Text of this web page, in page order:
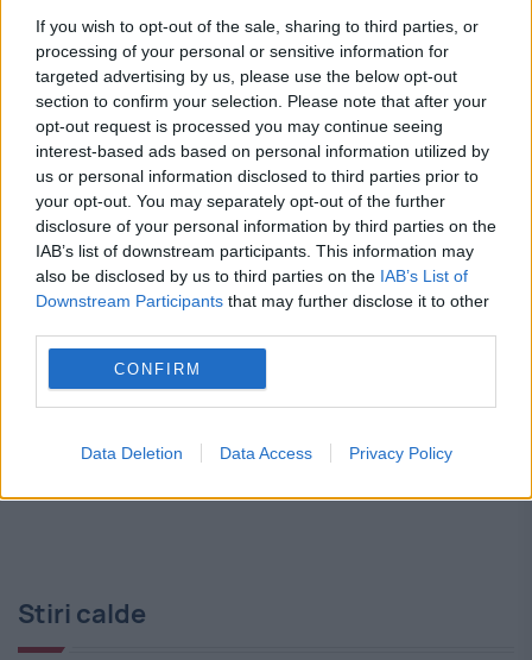
If you wish to opt-out of the sale, sharing to third parties, or
processing of your personal or sensitive information for
targeted advertising by us, please use the below opt-out
section to confirm your selection. Please note that after your
opt-out request is processed you may continue seeing
interest-based ads based on personal information utilized by
us or personal information disclosed to third parties prior to
your opt-out. You may separately opt-out of the further
disclosure of your personal information by third parties on the
IAB’s list of downstream participants. This information may
also be disclosed by us to third parties on the IAB’s List of
Downstream Participants that may further disclose it to other
CONFIRM
Data Deletion Data Access Privacy Policy
Octavian Goga, 135 de ani de la naștere
1 APRILIE 2016
Muzeul Național al Literaturii Române
organizează marţi, 5 aprilie 2016, ora 13.30,
la sediul Muzeului Memorial „Ion Minulescu
– Claudia Millian” (Bd. Dr. Gheorghe
Stiri calde